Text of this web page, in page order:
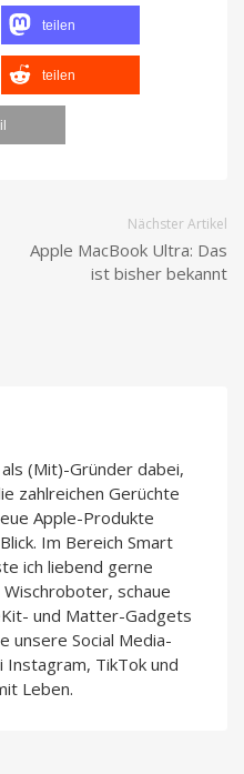
teilen
teilen
Nächster Artikel
Apple MacBook Ultra: Das
ist bisher bekannt
(Mit)-Gründer dabei,
zahlreichen Gerüchte
Apple-Produkte
Im Bereich Smart
ich liebend gerne
Wischroboter, schaue
und Matter-Gadgets
unsere Social Media-
Instagram, TikTok und
Leben.